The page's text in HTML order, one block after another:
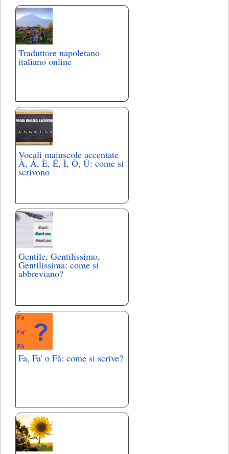
Traduttore napoletano
italiano online
Vocali maiuscole accentate
À, Á, È, É, Ì, Ò, Ù: come si
scrivono
Gentile, Gentilissimo,
Gentilissima: come si
abbreviano?
Fa, Fa' o Fà: come si scrive?